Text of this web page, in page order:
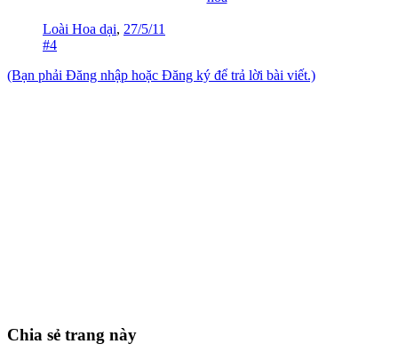
Loài Hoa dại, 27/5/11
#4
(Bạn phải Đăng nhập hoặc Đăng ký để trả lời bài viết.)
Chia sẻ trang này